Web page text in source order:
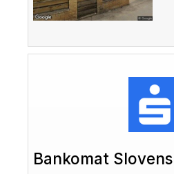
Bankomat